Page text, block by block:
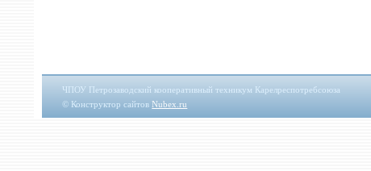
ЧПОУ Петрозаводский кооперативный техникум Карелреспотребсоюза
© Конструктор сайтовNubex.ru